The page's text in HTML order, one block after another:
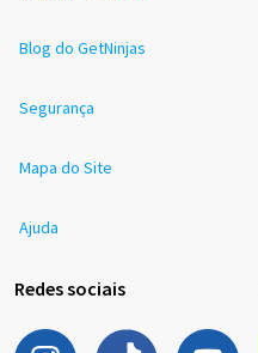
Blog do GetNinjas
Segurança
Mapa do Site
Ajuda
Redes sociais